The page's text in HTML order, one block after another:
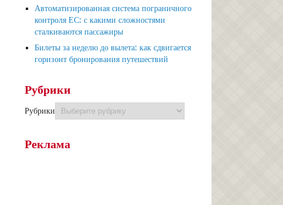
Автоматизированная система пограничного
контроля ЕС: с какими сложностями
сталкиваются пассажиры
Билеты за неделю до вылета: как сдвигается
горизонт бронирования путешествий
Рубрики
Рубрики
Реклама